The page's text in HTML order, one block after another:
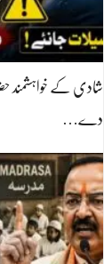
شادی کے خواہشمند
دے…